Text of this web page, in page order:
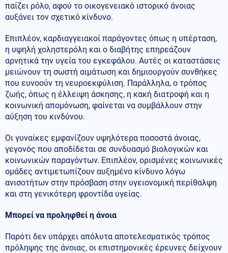
παίζει ρόλο, αφού το οικογενειακό ιστορικό άνοιας
αυξάνει τον σχετικό κίνδυνο.
Επιπλέον, καρδιαγγειακοί παράγοντες όπως η υπέρταση,
η υψηλή χοληστερόλη και ο διαβήτης επηρεάζουν
αρνητικά την υγεία του εγκεφάλου. Αυτές οι καταστάσεις
μειώνουν τη σωστή αιμάτωση και δημιουργούν συνθήκες
που ευνοούν τη νευροεκφύλιση. Παράλληλα, ο τρόπος
ζωής, όπως η έλλειψη άσκησης, η κακή διατροφή και η
κοινωνική απομόνωση, φαίνεται να συμβάλλουν στην
αύξηση του κινδύνου.
Οι γυναίκες εμφανίζουν υψηλότερα ποσοστά άνοιας,
γεγονός που αποδίδεται σε συνδυασμό βιολογικών και
κοινωνικών παραγόντων. Επιπλέον, ορισμένες κοινωνικές
ομάδες αντιμετωπίζουν αυξημένο κίνδυνο λόγω
ανισοτήτων στην πρόσβαση στην υγειονομική περίθαλψη
και στη γενικότερη φροντίδα υγείας.
Μπορεί να προληφθεί η άνοια
Παρότι δεν υπάρχει απόλυτα αποτελεσματικός τρόπος
πρόληψης της άνοιας, οι επιστημονικές έρευνες δείχνουν